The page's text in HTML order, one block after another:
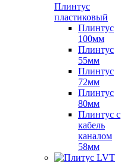
Плинтус
пластиковый
Плинтус
100мм
Плинтус
55мм
Плинтус
72мм
Плинтус
80мм
Плинтус с
кабель
каналом
58мм